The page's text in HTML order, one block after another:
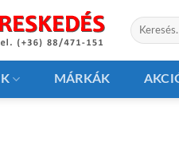
Keresés
a
MÁRKÁK